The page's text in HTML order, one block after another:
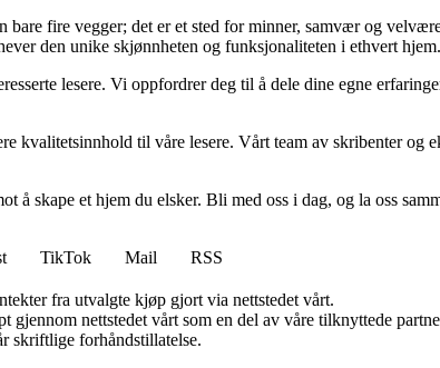
fire vegger; det er et sted for minner, samvær og
den unike skjønnheten og funksjonaliteten i ethvert hjem.
lesere. Vi oppfordrer deg til å dele dine egne
kvalitetsinnhold til våre lesere. Vårt team av skribenter og
å skape et hjem du elsker. Bli med oss i dag, og la oss
TikTok Mail
RSS
fra utvalgte kjøp gjort via nettstedet vårt.
nettstedet vårt som en del av våre tilknyttede
skriftlige forhåndstillatelse.